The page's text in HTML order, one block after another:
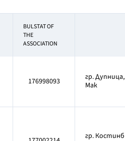
BULSTAT OF
THE
ASSOCIATION
176998093
гр.
Мак
гр.